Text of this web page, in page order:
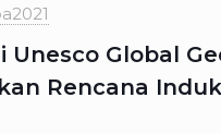
Unesco Global
Rencana